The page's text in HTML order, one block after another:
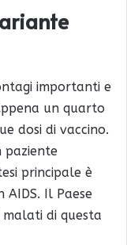
importanti e
un quarto
dosi di vaccino.
paziente
principale è
AIDS. Il Paese
di questa